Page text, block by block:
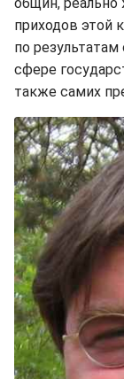
приходов этой
по
сфере
также самих